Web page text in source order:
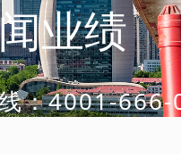
业绩
：4001-666-